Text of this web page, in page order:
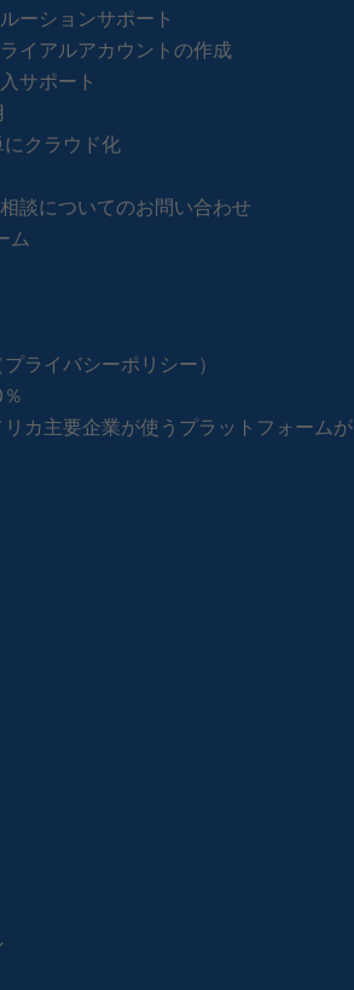
ーションサポート
イアルアカウントの作成
サポート
クラウド化
談についてのお問い合わせ
ム
ライバシーポリシー）
カ主要企業が使うプラットフォームが